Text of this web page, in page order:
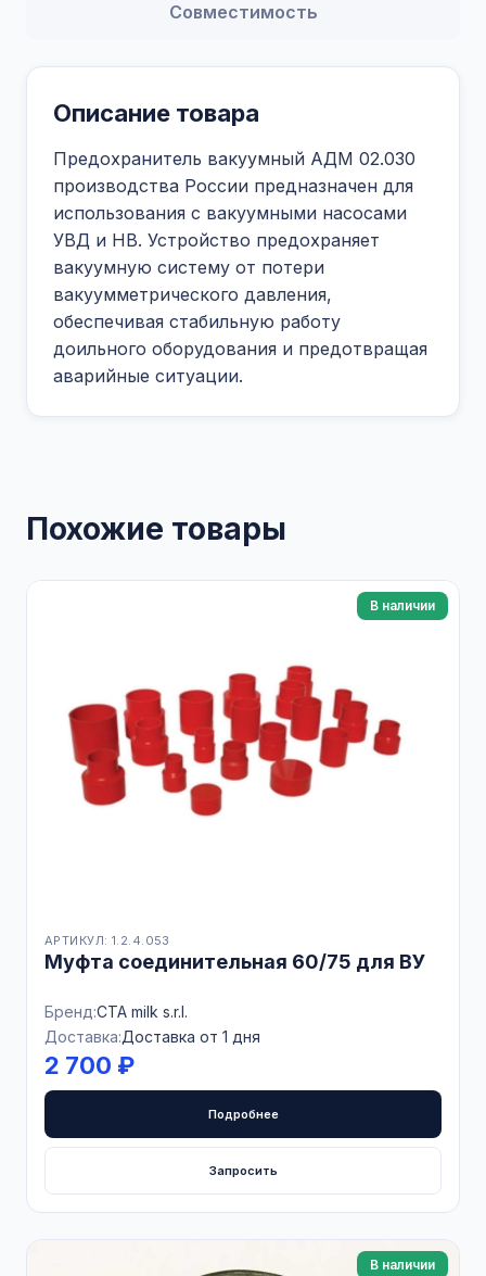
Совместимость
Описание товара
Предохранитель вакуумный АДМ 02.030
производства России предназначен для
использования с вакуумными насосами
УВД и НВ. Устройство предохраняет
вакуумную систему от потери
вакуумметрического давления,
обеспечивая стабильную работу
доильного оборудования и предотвращая
аварийные ситуации.
Похожие товары
В наличии
АРТИКУЛ: 1.2.4.053
Муфта соединительная 60/75 для ВУ
Бренд:CTA milk s.r.l.
Доставка:Доставка от 1 дня
2 700 ₽
Подробнее
Запросить
В наличии